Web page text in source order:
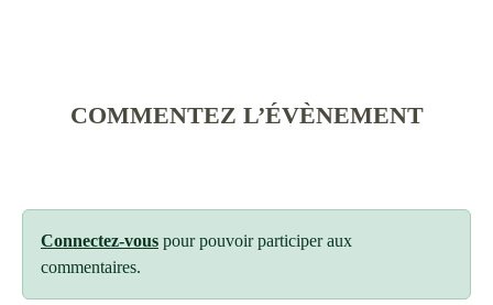
COMMENTEZ L’ÉVÈNEMENT
Connectez-vous pour pouvoir participer aux
commentaires.